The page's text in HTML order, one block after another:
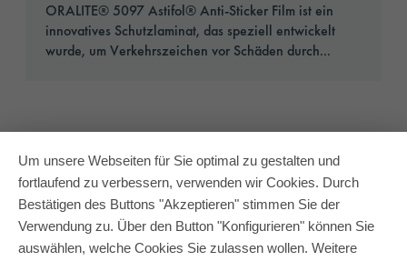
ORALITE® 5097 Astifol® Anti-Sticker Film ist ein
innovatives Schutzlaminat, das speziell entwickelt
wurde, um Verkehrszeichen vor Schäden durch...
Um unsere Webseiten für Sie optimal zu gestalten und
fortlaufend zu verbessern, verwenden wir Cookies. Durch
Bestätigen des Buttons "Akzeptieren" stimmen Sie der
Verwendung zu. Über den Button "Konfigurieren" können Sie
auswählen, welche Cookies Sie zulassen wollen. Weitere